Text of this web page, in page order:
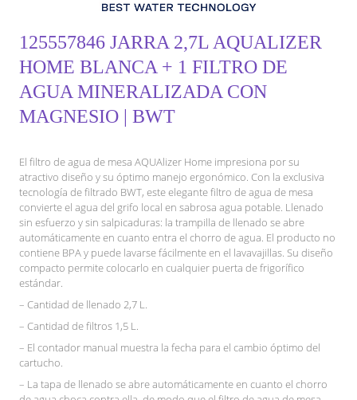
125557846 JARRA 2,7L AQUALIZER
HOME BLANCA + 1 FILTRO DE
AGUA MINERALIZADA CON
MAGNESIO | BWT
El filtro de agua de mesa AQUAlizer Home impresiona por su
atractivo diseño y su óptimo manejo ergonómico. Con la exclusiva
tecnología de filtrado BWT, este elegante filtro de agua de mesa
convierte el agua del grifo local en sabrosa agua potable. Llenado
sin esfuerzo y sin salpicaduras: la trampilla de llenado se abre
automáticamente en cuanto entra el chorro de agua. El producto no
contiene BPA y puede lavarse fácilmente en el lavavajillas. Su diseño
compacto permite colocarlo en cualquier puerta de frigorífico
estándar.
– Cantidad de llenado 2,7 L.
– Cantidad de filtros 1,5 L.
– El contador manual muestra la fecha para el cambio óptimo del
cartucho.
– La tapa de llenado se abre automáticamente en cuanto el chorro